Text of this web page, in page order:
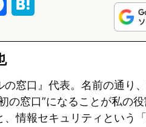
b
o
n
a
の窓口』代表。名前の通り
の窓口”になることが私の
、情報セキュリティという